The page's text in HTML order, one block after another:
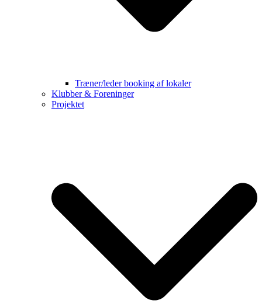
Træner/leder booking af lokaler
Klubber & Foreninger
Projektet